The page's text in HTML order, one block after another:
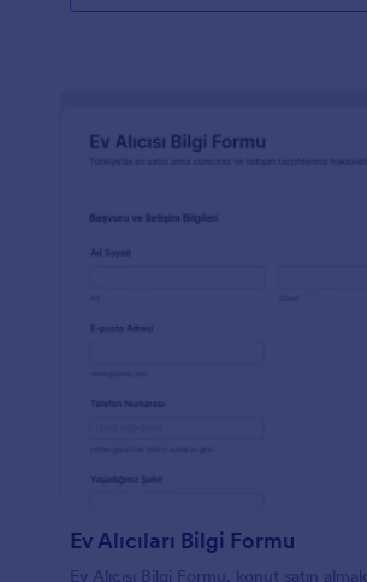
Ev Alıcıları Bilgi Formu
Ev Alıcısı Bilgi Formu, konut satın almak